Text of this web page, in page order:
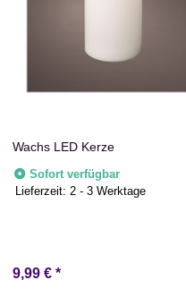
Wachs LED Kerze
Sofort verfügbar
Lieferzeit:2 - 3 Werktage
9,99 € *